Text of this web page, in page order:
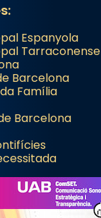
Espanyola
Tarraconense
Barcelona
Família
Barcelona